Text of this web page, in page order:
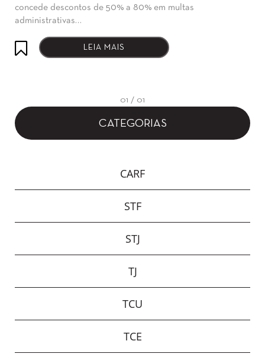
concede descontos de 50% a 80% em multas
administrativas…
LEIA MAIS
01 / 01
CATEGORIAS
CARF
STF
STJ
TJ
TCU
TCE